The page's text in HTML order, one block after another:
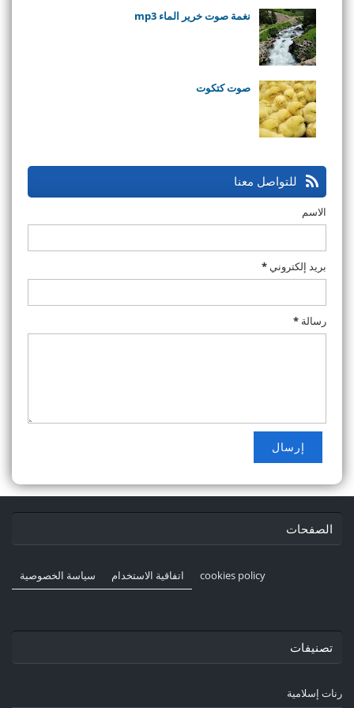
نغمة صوت خرير الماء mp3
صوت كتكوت
للتواصل معنا
الاسم
بريد إلكتروني*
رسالة *
الصفحات
سياسة الخصوصية اتفاقية الاستخدام cookies policy
تصنيفات
رنات إسلامية